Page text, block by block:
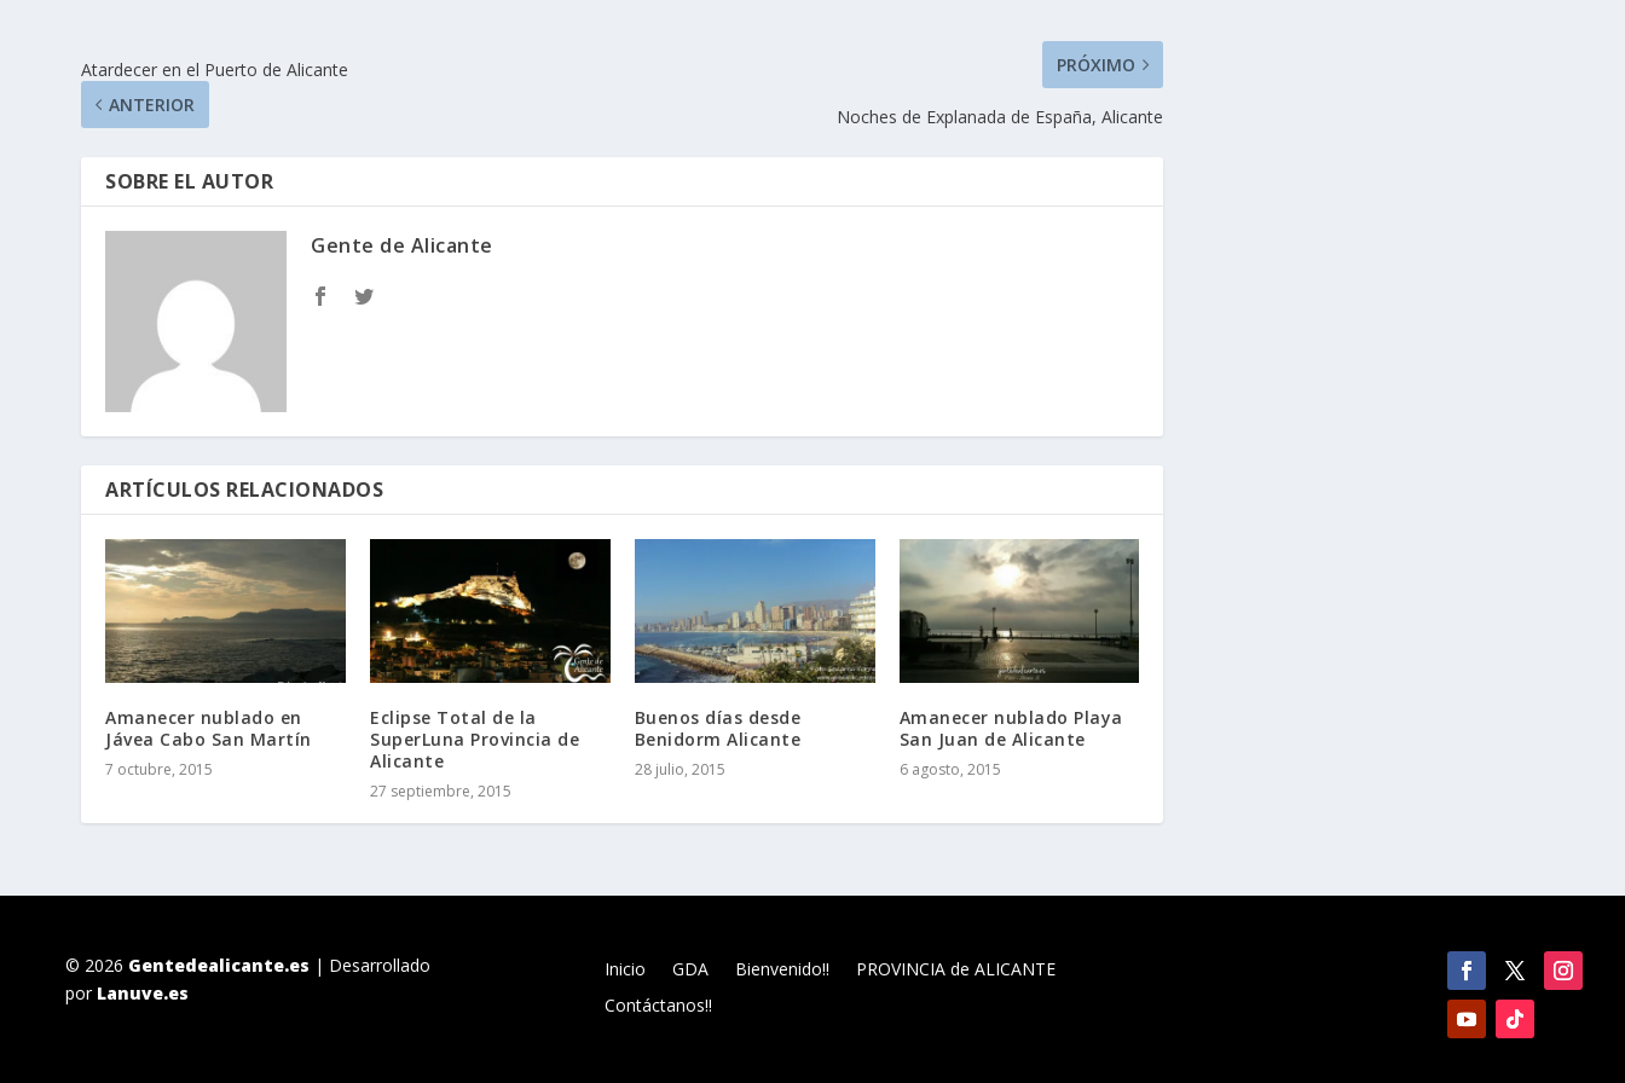
Atardecer en el Puerto de Alicante
ANTERIOR
PRÓXIMO
Noches de Explanada de España, Alicante
SOBRE EL AUTOR
Gente de Alicante
ARTÍCULOS RELACIONADOS
Amanecer nublado en
Jávea Cabo San Martín
7 octubre, 2015
Eclipse Total de la
SuperLuna Provincia de
Alicante
27 septiembre, 2015
Buenos días desde
Benidorm Alicante
28 julio, 2015
Amanecer nublado Playa
San Juan de Alicante
6 agosto, 2015
© 2026 Gentedealicante.es | Desarrollado
por Lanuve.es
Inicio GDA Bienvenido!!
PROVINCIA de ALICANTE
Contáctanos!!